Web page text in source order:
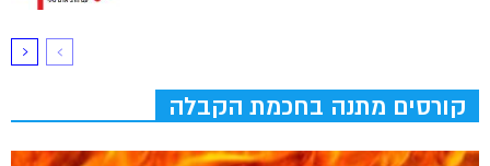
קורסים מתנה בחכמת הקבלה